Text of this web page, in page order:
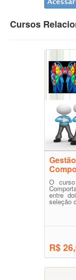
Cursos
O
entre
seleção
R$